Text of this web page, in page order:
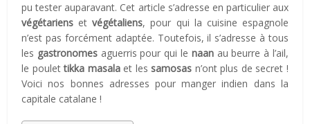
pu tester auparavant. Cet article s’adresse en particulier aux
végétariens etvégétaliens, pour qui la cuisine espagnole
n’est pas forcément adaptée. Toutefois, il s’adresse à tous
les gastronomesaguerris pour qui le naanau beurre à l’ail,
le poulettikka masalaet lessamosas n’ont plus de secret !
Voici nos bonnes adresses pour manger indien dans la
capitale catalane !